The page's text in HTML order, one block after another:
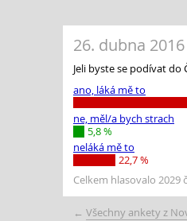
26. dubna 2016
Jeli byste se podívat do
ano, láká mě to
ne, měl/a bych strach
5,8 %
neláká mě to
22,7 %
Celkem hlasovalo 2029
← Všechny ankety z